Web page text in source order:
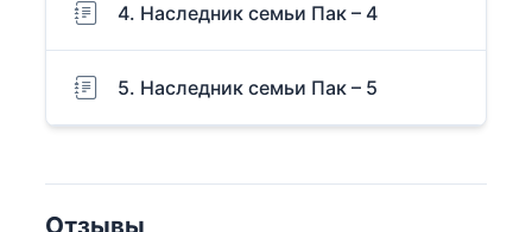
4. Наследник семьи Пак – 4
5. Наследник семьи Пак – 5
Отзывы